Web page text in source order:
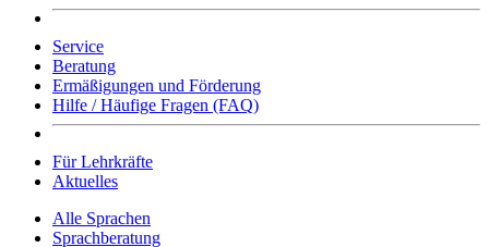
Service
Beratung
Ermäßigungen und Förderung
Hilfe / Häufige Fragen (FAQ)
Für Lehrkräfte
Aktuelles
Alle Sprachen
Sprachberatung